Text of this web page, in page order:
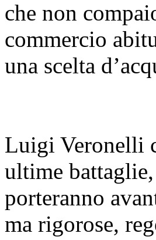
che non
commercio
una scelta
Luigi Veronelli
ultime
porteranno
ma rigorose,